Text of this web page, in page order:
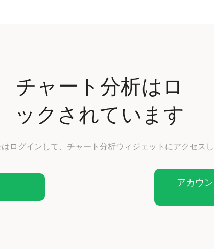
チャート分析はロ
ックされています
ログインして、チャート分析ウィジェットにアクセスし
アカウ